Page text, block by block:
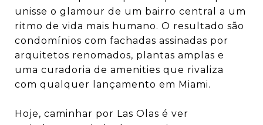
unisse o glamour de um bairro central a um
ritmo de vida mais humano. O resultado são
condomínios com fachadas assinadas por
arquitetos renomados, plantas amplas e
uma curadoria de amenities que rivaliza
com qualquer lançamento em Miami.
Hoje, caminhar por Las Olas é ver